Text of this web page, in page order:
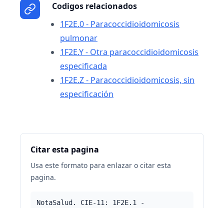
Codigos relacionados
1F2E.0 - Paracoccidioidomicosis
pulmonar
1F2E.Y - Otra paracoccidioidomicosis
especificada
1F2E.Z - Paracoccidioidomicosis, sin
especificación
Citar esta pagina
Usa este formato para enlazar o citar esta
pagina.
NotaSalud. CIE-11: 1F2E.1 -